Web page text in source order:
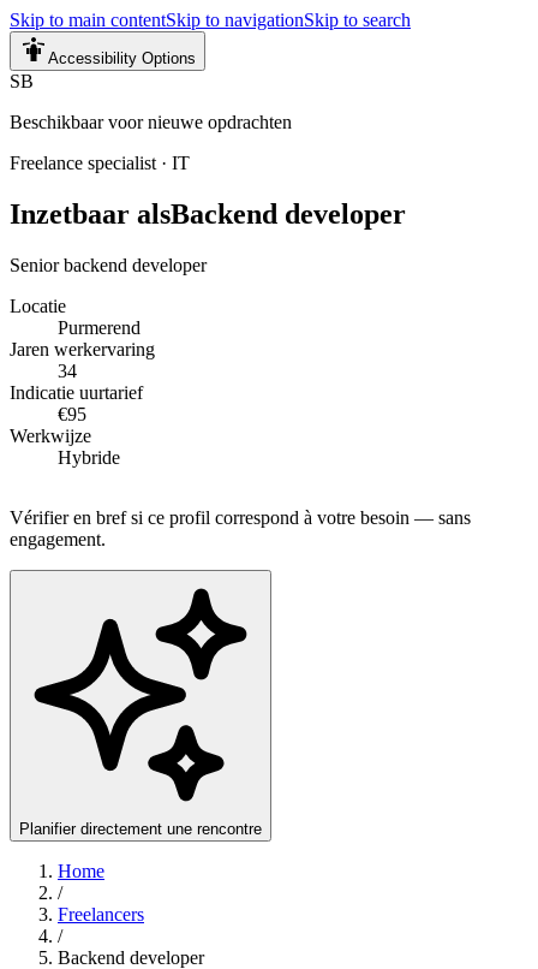
Skip to main contentSkip to navigationSkip to search
Accessibility Options
SB
Beschikbaar voor nieuwe opdrachten
Freelance specialist · IT
Inzetbaar alsBackend developer
Senior backend developer
Locatie
Purmerend
Jaren werkervaring
34
Indicatie uurtarief
€95
Werkwijze
Hybride
Vérifier en bref si ce profil correspond à votre besoin — sans
engagement.
Planifier directement une rencontre
Home
/
Freelancers
/
Backend developer